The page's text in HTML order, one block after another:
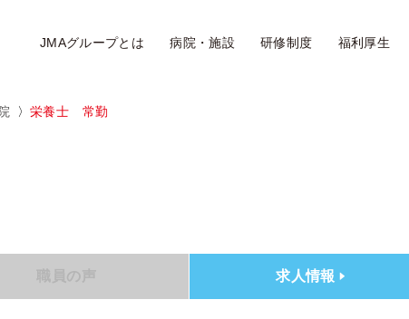
JMAグループとは 病院・施設 研修制度 福利厚生
栄養士 常勤
求人情報